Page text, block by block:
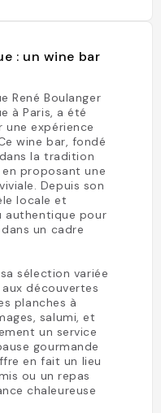
: un wine bar
René Boulanger
à Paris, a été
expérience
wine bar, fondé
la tradition
proposant une
Depuis son
locale et
authentique pour
un cadre
sélection variée
découvertes
planches à
salumi, et
un service
gourmande
en fait un lieu
ou un repas
chaleureuse